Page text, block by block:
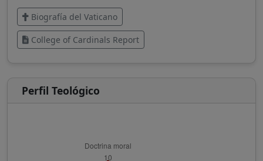
Biografía del Vaticano
College of Cardinals Report
Perfil Teológico